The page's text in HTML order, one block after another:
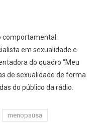
comportamental.
em sexualidade e
do quadro “Meu
de sexualidade de forma
do público da rádio.
menopausa